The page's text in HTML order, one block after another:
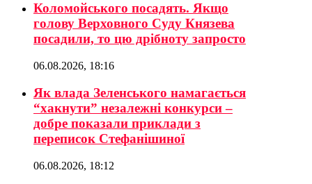
Коломойського посадять. Якщо
голову Верховного Суду Князева
посадили, то цю дрібноту запросто
06.08.2026, 18:16
Як влада Зеленського намагається
“хакнути” незалежні конкурси –
добре показали приклади з
переписок Стефанішиної
06.08.2026, 18:12